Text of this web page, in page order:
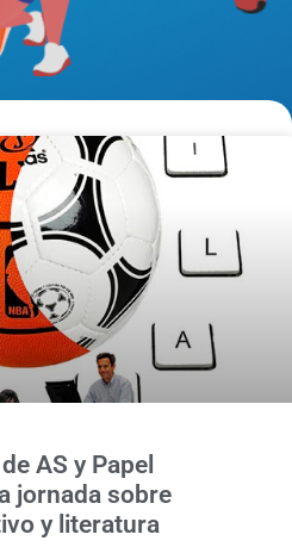
AS y Papel
jornada sobre
y literatura